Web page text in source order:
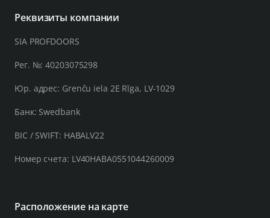
Реквизиты компании
SIA PROFDOORS
Рег. №: 40203075298
Юр. адрес: Grenču iela 2E Rīga, LV-1029
Банк: Swedbank
BIC / SWIFT: HABALV22
Номер счета: LV40HABA0551044260009
Расположение на карте